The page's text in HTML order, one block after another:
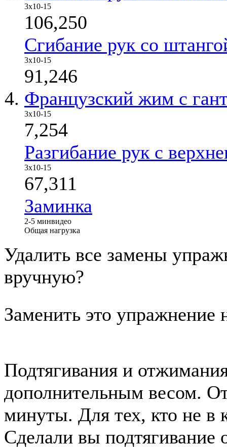
3x10-15
106,250
Сгибание рук со
3x10-15
91,246
Французский жим с
3x10-15
7,254
Разгибание рук с
3x10-15
67,311
Заминка
2-5 минвидео
Общая нагрузка
Удалить все замены
вручную?
Заменить это упражнение
Подтягивания и
дополнительным весом.
минуты. Для тех, кто не в
Сделали вы подтягивание